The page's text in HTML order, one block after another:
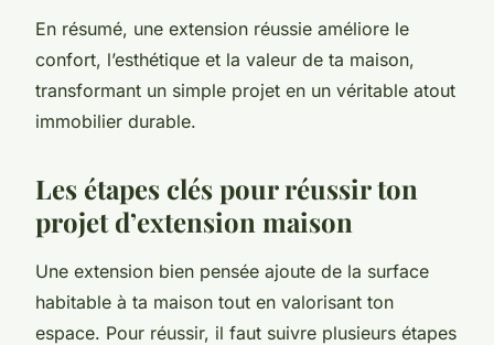
En résumé, une extension réussie améliore le
confort, l’esthétique et la valeur de ta maison,
transformant un simple projet en un véritable atout
immobilier durable.
Les étapes clés pour réussir ton
projet d’extension maison
Une extension bien pensée ajoute de la surface
habitable à ta maison tout en valorisant ton
espace. Pour réussir, il faut suivre plusieurs étapes